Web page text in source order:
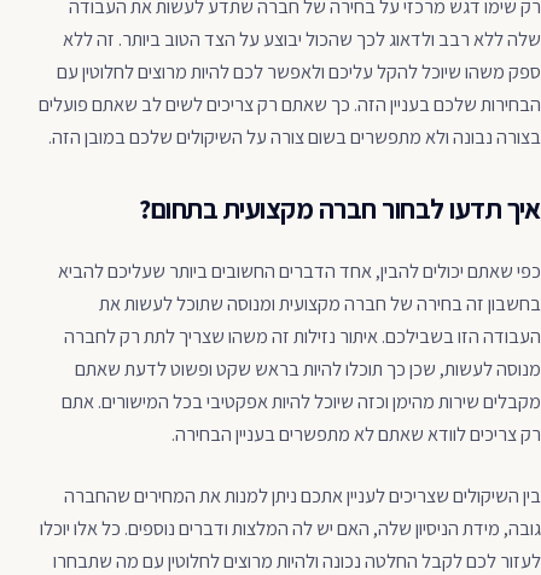
רק שימו דגש מרכזי על בחירה של חברה שתדע לעשות את העבודה
שלה ללא רבב ולדאוג לכך שהכול יבוצע על הצד הטוב ביותר. זה ללא
ספק משהו שיוכל להקל עליכם ולאפשר לכם להיות מרוצים לחלוטין עם
הבחירות שלכם בעניין הזה. כך שאתם רק צריכים לשים לב שאתם פועלים
בצורה נבונה ולא מתפשרים בשום צורה על השיקולים שלכם במובן הזה.
איך תדעו לבחור חברה מקצועית בתחום?
כפי שאתם יכולים להבין, אחד הדברים החשובים ביותר שעליכם להביא
בחשבון זה בחירה של חברה מקצועית ומנוסה שתוכל לעשות את
העבודה הזו בשבילכם. איתור נזילות זה משהו שצריך לתת רק לחברה
מנוסה לעשות, שכן כך תוכלו להיות בראש שקט ופשוט לדעת שאתם
מקבלים שירות מהימן וכזה שיוכל להיות אפקטיבי בכל המישורים. אתם
רק צריכים לוודא שאתם לא מתפשרים בעניין הבחירה.
בין השיקולים שצריכים לעניין אתכם ניתן למנות את המחירים שהחברה
גובה, מידת הניסיון שלה, האם יש לה המלצות ודברים נוספים. כל אלו יוכלו
לעזור לכם לקבל החלטה נכונה ולהיות מרוצים לחלוטין עם מה שתבחרו